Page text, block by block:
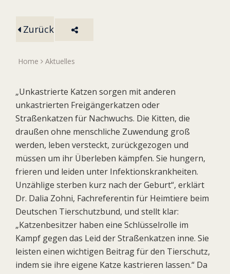
Zurück
Home Aktuelles
„Unkastrierte Katzen sorgen mit anderen
unkastrierten Freigängerkatzen oder
Straßenkatzen für Nachwuchs. Die Kitten, die
draußen ohne menschliche Zuwendung groß
werden, leben versteckt, zurückgezogen und
müssen um ihr Überleben kämpfen. Sie hungern,
frieren und leiden unter Infektionskrankheiten.
Unzählige sterben kurz nach der Geburt“, erklärt
Dr. Dalia Zohni, Fachreferentin für Heimtiere beim
Deutschen Tierschutzbund, und stellt klar:
„Katzenbesitzer haben eine Schlüsselrolle im
Kampf gegen das Leid der Straßenkatzen inne. Sie
leisten einen wichtigen Beitrag für den Tierschutz,
indem sie ihre eigene Katze kastrieren lassen.“ Da